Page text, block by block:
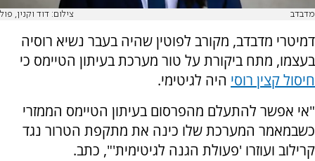
מדבדב צילום: דוד וקנין, פול
דמיטרי מדבדב, מקורב לפוטין שהיה בעבר נשיא רוסיה
בעצמו, מתח ביקורת על טור מערכת בעיתון הטיימס כי
חיסול קצין רוסי היה לגיטימי.
"אי אפשר להתעלם מהפרסום בעיתון הטיימס הממזרי
כשבמאמר המערכת שלו כינה את מתקפת הטרור נגד
קרילוב ועוזרו 'פעולת הגנה לגיטימית'", כתב.